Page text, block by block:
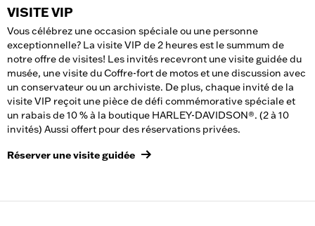
VISITE VIP
Vous célébrez une occasion spéciale ou une personne
exceptionnelle? La visite VIP de 2 heures est le summum de
notre offre de visites! Les invités recevront une visite guidée du
musée, une visite du Coffre-fort de motos et une discussion avec
un conservateur ou un archiviste. De plus, chaque invité de la
visite VIP reçoit une pièce de défi commémorative spéciale et
un rabais de 10 % à la boutique HARLEY-DAVIDSON®. (2 à 10
invités) Aussi offert pour des réservations privées.
Réserver une visite guidée